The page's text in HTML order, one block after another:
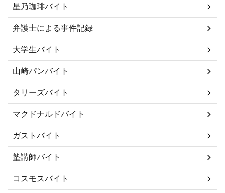
星乃珈琲バイト
弁護士による事件記録
大学生バイト
山崎パンバイト
タリーズバイト
マクドナルドバイト
ガストバイト
塾講師バイト
コスモスバイト